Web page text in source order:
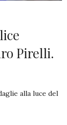
Pirelli.
alla luce del